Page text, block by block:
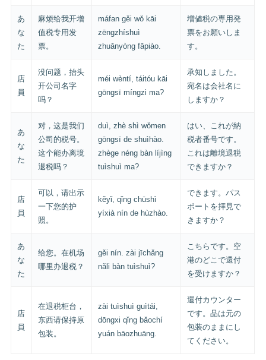
あ
な
た
麻烦给我开增
值税专用发
票。
máfan gěi wǒ kāi
zēngzhíshuì
zhuānyòng fāpiào.
増値税の専用発
票をお願いしま
す。
店
員
没问题，抬头
开公司名字
吗？
méi wèntí, táitóu kāi
gōngsī míngzi ma?
承知しました。
宛名は会社名に
しますか？
あ
な
た
对，这是我们
公司的税号。
这个能办离境
退税吗？
duì, zhè shì wǒmen
gōngsī de shuìhào.
zhège néng bàn líjìng
tuìshuì ma?
はい、これが納
税者番号です。
これは離境退税
できますか？
店
員
可以，请出示
一下您的护
照。
kěyǐ, qǐng chūshì
yíxià nín de hùzhào.
できます。パス
ポートを拝見で
きますか？
あ
な
た
给您。在机场
哪里办退税？
gěi nín. zài jīchǎng
nǎli bàn tuìshuì?
こちらです。空
港のどこで還付
を受けますか？
店
員
在退税柜台，
东西请保持原
包装。
zài tuìshuì guìtái,
dōngxi qǐng bǎochí
yuán bāozhuāng.
還付カウンター
です。品は元の
包装のままにし
てください。